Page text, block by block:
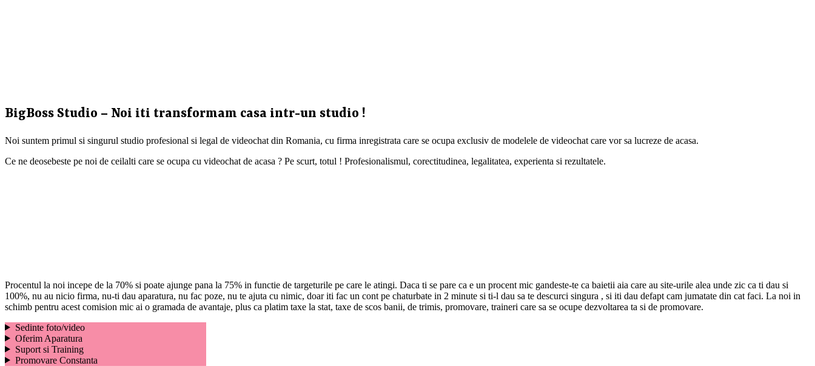
BigBoss Studio – Noi iti transformam casa intr-un studio !
Noi suntem primul si singurul studio profesional si legal de videochat din Romania, cu firma inregistrata care se ocupa exclusiv de modelele de videochat care vor sa lucreze de acasa.
Ce ne deosebeste pe noi de ceilalti care se ocupa cu videochat de acasa ? Pe scurt, totul ! Profesionalismul, corectitudinea, legalitatea, experienta si rezultatele.
Procentul la noi incepe de la 70% si poate ajunge pana la 75% in functie de targeturile pe care le atingi. Daca ti se pare ca e un procent mic gandeste-te ca baietii aia care au site-urile alea unde zic ca ti dau si
100%, nu au nicio firma, nu-ti dau aparatura, nu fac poze, nu te ajuta cu nimic, doar iti fac un cont pe chaturbate in 2 minute si ti-l dau sa te descurci singura , si iti dau defapt cam jumatate din cat faci. La noi in
schimb pentru acest comision mic ai o gramada de avantaje, plus ca platim taxe la stat, taxe de scos banii, de trimis, promovare, traineri care sa se ocupe dezvoltarea ta si de promovare.
Sedinte foto/video
Oferim Aparatura
Suport si Training
Promovare Constanta